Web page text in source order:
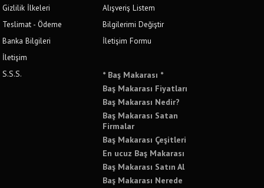
Gizlilik İlkeleri
Teslimat - Ödeme
Banka Bilgileri
İletişim
S.S.S.
Alışveriş Listem
Bilgilerimi Değiştir
İletişim Formu
* Baş Makarası *
Baş Makarası Fiyatları
Baş Makarası Nedir?
Baş Makarası Satan
Firmalar
Baş Makarası Çeşitleri
En ucuz Baş Makarası
Baş Makarası Satın Al
Baş Makarası Nerede